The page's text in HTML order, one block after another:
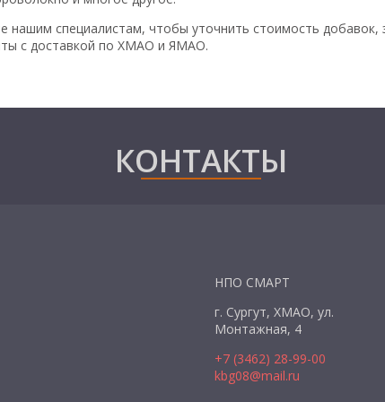
нашим специалистам, чтобы уточнить стоимость добавок,
с доставкой по ХМАО и ЯМАО.
КОНТАКТЫ
НПО СМАРТ
г. Сургут, ХМАО, ул.
Монтажная, 4
+7 (3462) 28-99-00
kbg08@mail.ru